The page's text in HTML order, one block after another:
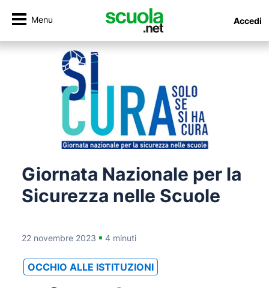
Menu Accedi
Giornata Nazionale per la
Sicurezza nelle Scuole
22 novembre 2023 4 minuti
OCCHIO ALLE ISTITUZIONI